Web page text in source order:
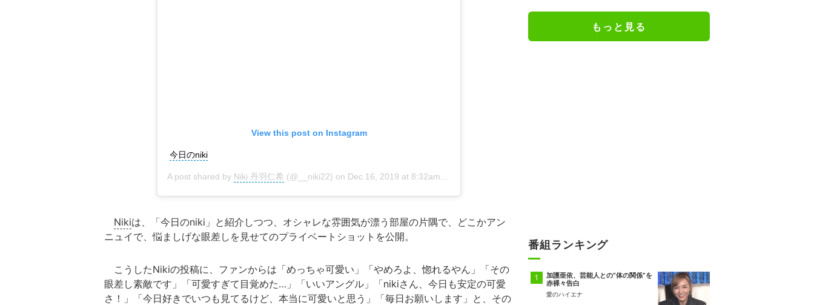
View this post on Instagram
今日のniki
A post shared by Niki 丹羽仁希 (@__niki22) on Dec 16, 2019 at 8:32am PST
Nikiは、「今日のniki」と紹介しつつ、オシャレな雰囲気が漂う部屋の片隅で、どこかアン
ニュイで、悩ましげな眼差しを見せてのプライベートショットを公開。
こうしたNikiの投稿に、ファンからは「めっちゃ可愛い」「やめろよ、惚れるやん」「その
眼差し素敵です」「可愛すぎて目覚めた…」「いいアングル」「nikiさん、今日も安定の可愛
さ！」「今日好きでいつも見てるけど、本当に可愛いと思う」「毎日お願いします」と、その
もっと見る
番組ランキング
加護亜依、芸能人との“体の関係”を
赤裸々告白
愛のハイエナ